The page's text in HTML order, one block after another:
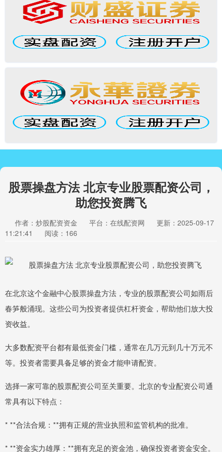
股票操盘方法 北京专业股票配资公司，
助您投资腾飞
作者：炒股配资资金 平台：在线配资网
更新：2025-09-17
11:21:41
阅读：166
在北京这个金融中心股票操盘方法，专业的股票配资公司如雨后
春笋般涌现。这些公司为投资者提供杠杆资金，帮助他们放大投
资收益。
大多数配资平台都有最低资金门槛，通常在几万元到几十万元不
等。投资者需要具备足够的资金才能申请配资。
选择一家可靠的股票配资公司至关重要。北京的专业配资公司通
常具有以下特点：
* **合法合规：**拥有正规的营业执照和监管机构的批准。
* **资金实力雄厚：**拥有充足的资金池，确保投资者资金安全。